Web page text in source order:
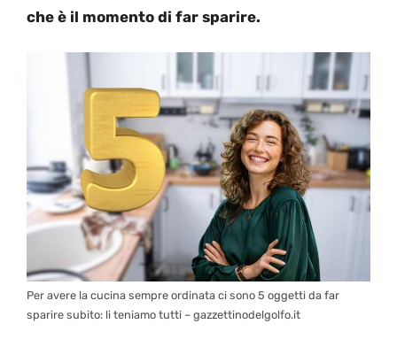
che è il momento di far sparire.
Per avere la cucina sempre ordinata ci sono 5 oggetti da far
sparire subito: li teniamo tutti – gazzettinodelgolfo.it